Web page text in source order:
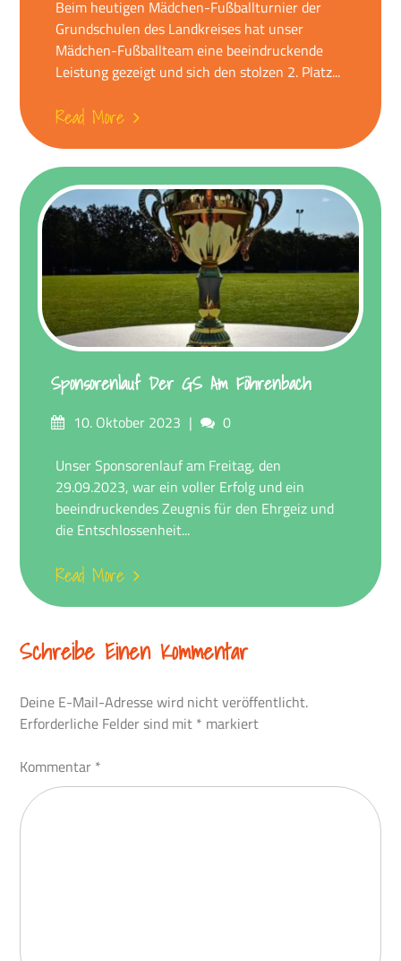
Beim heutigen Mädchen-Fußballturnier der
Grundschulen des Landkreises hat unser
Mädchen-Fußballteam eine beeindruckende
Leistung gezeigt und sich den stolzen 2. Platz...
Read More
Sponsorenlauf Der GS Am Föhrenbach
Posted10. Oktober 2023 Comments
0
Unser Sponsorenlauf am Freitag, den
29.09.2023, war ein voller Erfolg und ein
beeindruckendes Zeugnis für den Ehrgeiz und
die Entschlossenheit...
Read More
Schreibe Einen Kommentar
Deine E-Mail-Adresse wird nicht veröffentlicht.
Erforderliche Felder sind mit * markiert
Kommentar *